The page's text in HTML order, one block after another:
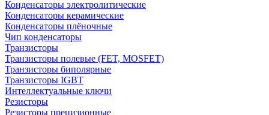
Конденсаторы электролитические
Конденсаторы керамические
Конденсаторы плёночные
Чип конденсаторы
Транзисторы
Транзисторы полевые (FET, MOSFET)
Транзисторы биполярные
Транзисторы IGBT
Интеллектуальные ключи
Резисторы
Резисторы прецизионные